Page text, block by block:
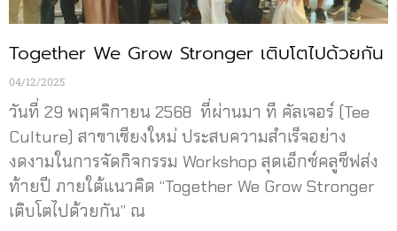
Together We Grow Stronger เติบโตไปด้วยกัน
04/12/2025
วันที่ 29 พฤศจิกายน 2568 ที่ผ่านมา ที คัลเจอร์ (Tee
Culture) สาขาเชียงใหม่ ประสบความสำเร็จอย่าง
งดงามในการจัดกิจกรรม Workshop สุดเอ็กซ์คลูซีฟส่ง
ท้ายปี ภายใต้แนวคิด “Together We Grow Stronger
เติบโตไปด้วยกัน” ณ